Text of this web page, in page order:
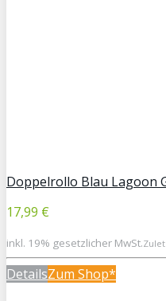
Doppelrollo Blau Lagoon
17,99 €
inkl. 19% gesetzlicher MwSt.
DetailsZum Shop*